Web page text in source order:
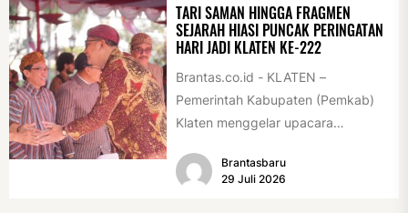
TARI SAMAN HINGGA FRAGMEN
SEJARAH HIASI PUNCAK PERINGATAN
HARI JADI KLATEN KE-222
Brantas.co.id - KLATEN –
Pemerintah Kabupaten (Pemkab)
Klaten menggelar upacara
di Alun-alun Klaten, Selasa
Brantasbaru
29 Juli 2026